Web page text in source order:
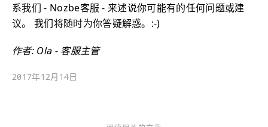
系我们 - Nozbe客服 - 来述说你可能有的任何问题或建
议。 我们将随时为你答疑解惑。:-)
作者: Ola - 客服主管
2017年12月14日